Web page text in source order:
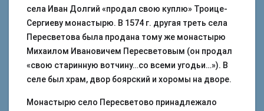
села Иван Долгий «продал свою куплю» Троице-
Сергиеву монастырю. В 1574 г. другая треть села
Пересветова была продана тому же монастырю
Михаилом Ивановичем Пересветовым (он продал
«свою старинную вотчину…со всеми угодьи…»). В
селе был храм, двор боярский и хоромы на дворе.
Монастырю село Пересветово принадлежало